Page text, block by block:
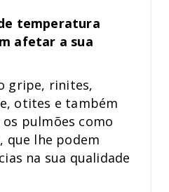
temperatura
afetar a sua
gripe, rinites,
otites e também
pulmões como
que lhe podem
na sua qualidade